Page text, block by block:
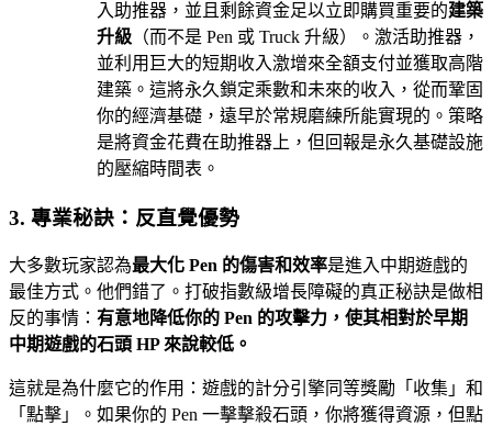
入助推器，並且剩餘資金足以立即購買重要的建築
升級 （而不是 Pen 或 Truck 升級）。激活助推器，
並利用巨大的短期收入激增來全額支付並獲取高階
建築。這將永久鎖定乘數和未來的收入，從而鞏固
你的經濟基礎，遠早於常規磨練所能實現的。策略
是將資金花費在助推器上，但回報是永久基礎設施
的壓縮時間表。
3. 專業秘訣：反直覺優勢
大多數玩家認為最大化 Pen 的傷害和效率是進入中期遊戲的
最佳方式。他們錯了。打破指數級增長障礙的真正秘訣是做相
反的事情： 有意地降低你的 Pen 的攻擊力，使其相對於早期
中期遊戲的石頭 HP 來說較低。
這就是為什麼它的作用：遊戲的計分引擎同等獎勵「收集」和
「點擊」。如果你的 Pen 一擊擊殺石頭，你將獲得資源，但點